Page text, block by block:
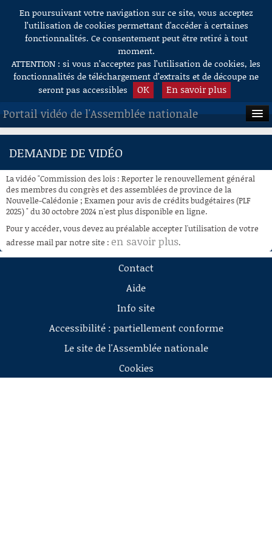
Aller au contenu
En poursuivant votre navigation sur ce site, vous acceptez
l’utilisation de cookies permettant d'accéder à certaines
fonctionnalités. Ce consentement peut être retiré à tout
moment.
ATTENTION : si vous n’acceptez pas l’utilisation de cookies, les
fonctionnalités de téléchargement d’extraits et de découpe ne
seront pas accessibles
OK En savoir plus
Portail vidéo de l'Assemblée nationale
ACCUEIL
À LA DEMANDE
RECHERCHE
AIDE À LA DÉCOUPE
DE VIDÉOS
DEMANDE DE VIDÉO
La vidéo "Commission des lois : Reporter le renouvellement général
des membres du congrès et des assemblées de province de la
Nouvelle-Calédonie ; Examen pour avis de crédits budgétaires (PLF
2025) " du 30 octobre 2024 n'est plus disponible en ligne.
Pour y accéder, vous devez au préalable accepter l'utilisation de votre
adresse mail par notre site : en savoir plus.
Contact
Aide
Info site
Accessibilité : partiellement conforme
Le site de l'Assemblée nationale
Cookies